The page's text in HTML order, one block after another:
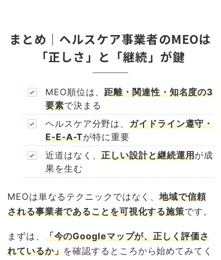
まとめ｜ヘルスケア事業者のMEOは
「正しさ」と「継続」が鍵
MEO順位は、距離・関連性・知名度の3
要素で決まる
ヘルスケア分野は、ガイドライン遵守・
E-E-A-Tが特に重要
近道はなく、正しい設計と継続運用が成
果を生む
MEOは単なるテクニックではなく、地域で信頼
される事業者であることを可視化する施策です。
まずは、 「今のGoogleマップが、正しく評価さ
れているか」を確認するところから始めてみてく